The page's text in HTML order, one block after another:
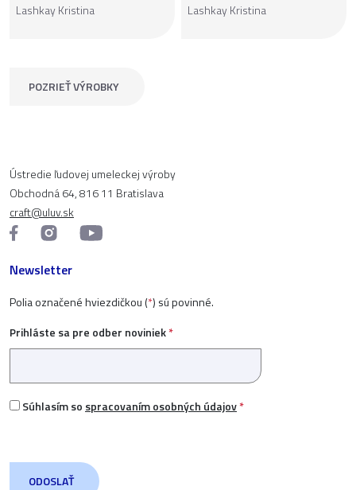
Lashkay Kristina Lashkay Kristina
POZRIEŤ VÝROBKY
Ústredie ľudovej umeleckej výroby
Obchodná 64, 816 11 Bratislava
craft@uluv.sk
Newsletter
Polia označené hviezdičkou (*) sú povinné.
Prihláste sa pre odber noviniek*
Súhlasím so spracovaním osobných údajov*